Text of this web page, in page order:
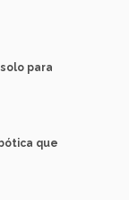
para
que